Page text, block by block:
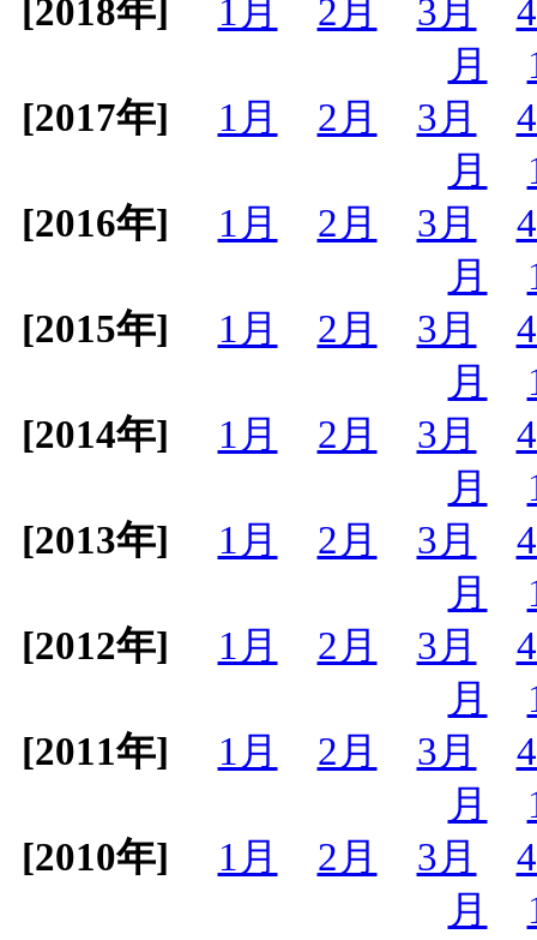
[2018年] 1月 2月 3月
月
[2017年]
1月 2月 3月
月
[2016年]
1月 2月 3月
月
[2015年]
1月 2月 3月
月
[2014年]
1月 2月 3月
月
[2013年]
1月 2月 3月
月
[2012年]
1月 2月 3月
月
[2011年]
1月 2月 3月
月
[2010年]
1月 2月 3月
月